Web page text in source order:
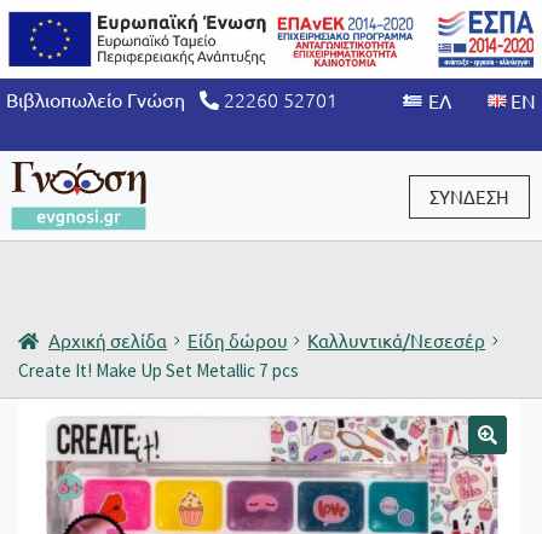
Βιβλιοπωλείο Γνώση 22260 52701
ΣΥΝΔΕΣΗ
Αρχική σελίδα Είδη δώρου
Καλλυντικά/Νεσεσέρ
Create It! Make Up Set Metallic 7 pcs
🔍